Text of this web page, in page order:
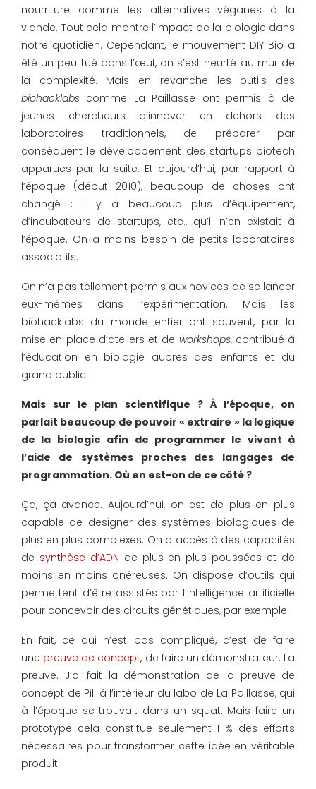
nourriture comme les alternatives véganes à la
viande. Tout cela montre l’impact de la biologie dans
notre quotidien. Cependant, le mouvement DIY Bio a
été un peu tué dans l’œuf, on s’est heurté au mur de
la complexité. Mais en revanche les outils des
biohacklabs comme La Paillasse ont permis à de
jeunes chercheurs d’innover en dehors des
laboratoires traditionnels, de préparer par
conséquent le développement des startups biotech
apparues par la suite. Et aujourd’hui, par rapport à
l’époque (début 2010), beaucoup de choses ont
changé : il y a beaucoup plus d’équipement,
d’incubateurs de startups, etc., qu’il n’en existait à
l’époque. On a moins besoin de petits laboratoires
associatifs.
On n’a pas tellement permis aux novices de se lancer
eux-mêmes dans l’expérimentation. Mais les
biohacklabs du monde entier ont souvent, par la
mise en place d’ateliers et de workshops, contribué à
l’éducation en biologie auprès des enfants et du
grand public.
Mais sur le plan scientifique ? À l’époque, on
parlait beaucoup de pouvoir « extraire » la logique
de la biologie afin de programmer le vivant à
l’aide de systèmes proches des langages de
programmation. Où en est-on de ce côté ?
Ça, ça avance. Aujourd’hui, on est de plus en plus
capable de designer des systèmes biologiques de
plus en plus complexes. On a accès à des capacités
de synthèse d’ADN de plus en plus poussées et de
moins en moins onéreuses. On dispose d’outils qui
permettent d’être assistés par l’intelligence artificielle
pour concevoir des circuits génétiques, par exemple.
En fait, ce qui n’est pas compliqué, c’est de faire
une preuve de concept, de faire un démonstrateur. La
preuve. J’ai fait la démonstration de la preuve de
concept de Pili à l’intérieur du labo de La Paillasse, qui
à l’époque se trouvait dans un squat. Mais faire un
prototype cela constitue seulement 1 % des efforts
nécessaires pour transformer cette idée en véritable
produit.